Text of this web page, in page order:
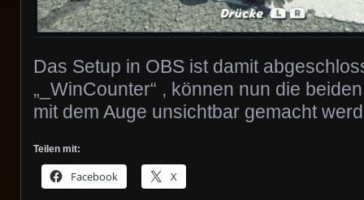
Das Setup in OBS ist damit
„_WinCounter“ , können nun die
mit dem Auge unsichtbar gemacht
Teilen mit:
Facebook X